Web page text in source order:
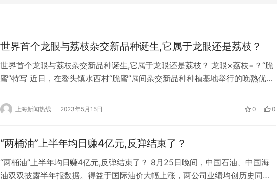
世界首个龙眼与荔枝杂交新品种诞生,它属于龙眼还是荔枝？
世界首个龙眼与荔枝杂交新品种诞生,它属于龙眼还是荔枝？ 龙眼×荔枝=？“脆
蜜”特写 近日，在鳌头镇水西村“脆蜜”属间杂交新品种种植基地举行的晚熟优质
蜜”的真颜。据育种团队负责人、华南农业大学园艺学院教授刘成明介绍，“脆
上海新闻热线 2023年5月15日 0 0
“两桶油”上半年均日赚4亿元,反弹结束了？
“两桶油”上半年均日赚4亿元,反弹结束了？ 8月25日晚间，中国石油、中国海
油双双披露半年报数据。得益于国际油价大幅上涨，两公司业绩均创历史同期